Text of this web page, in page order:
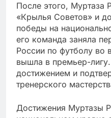
После этого, Муртаза
«Крылья Советов» и
победы на
его команда заняла
России по футболу во
вышла в премьер-
достижением и
тренерского
Достижения Муртазы